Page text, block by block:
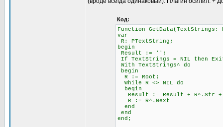
Код:
Function
var
R: PTextString;
begin
Result := '';
If TextStrings = NIL then
With TextStrings^ do
begin
R := Root;
While R <> NIL do
begin
Result := Result + R^.Str +
R := R^.Next
end
end
end;